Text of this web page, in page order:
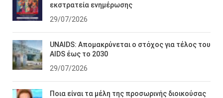
εκστρατεία ενημέρωσης
29/07/2026
UNAIDS: Απομακρύνεται ο στόχος για τέλος του
AIDS έως το 2030
29/07/2026
Ποια είναι τα μέλη της προσωρινής διοικούσας